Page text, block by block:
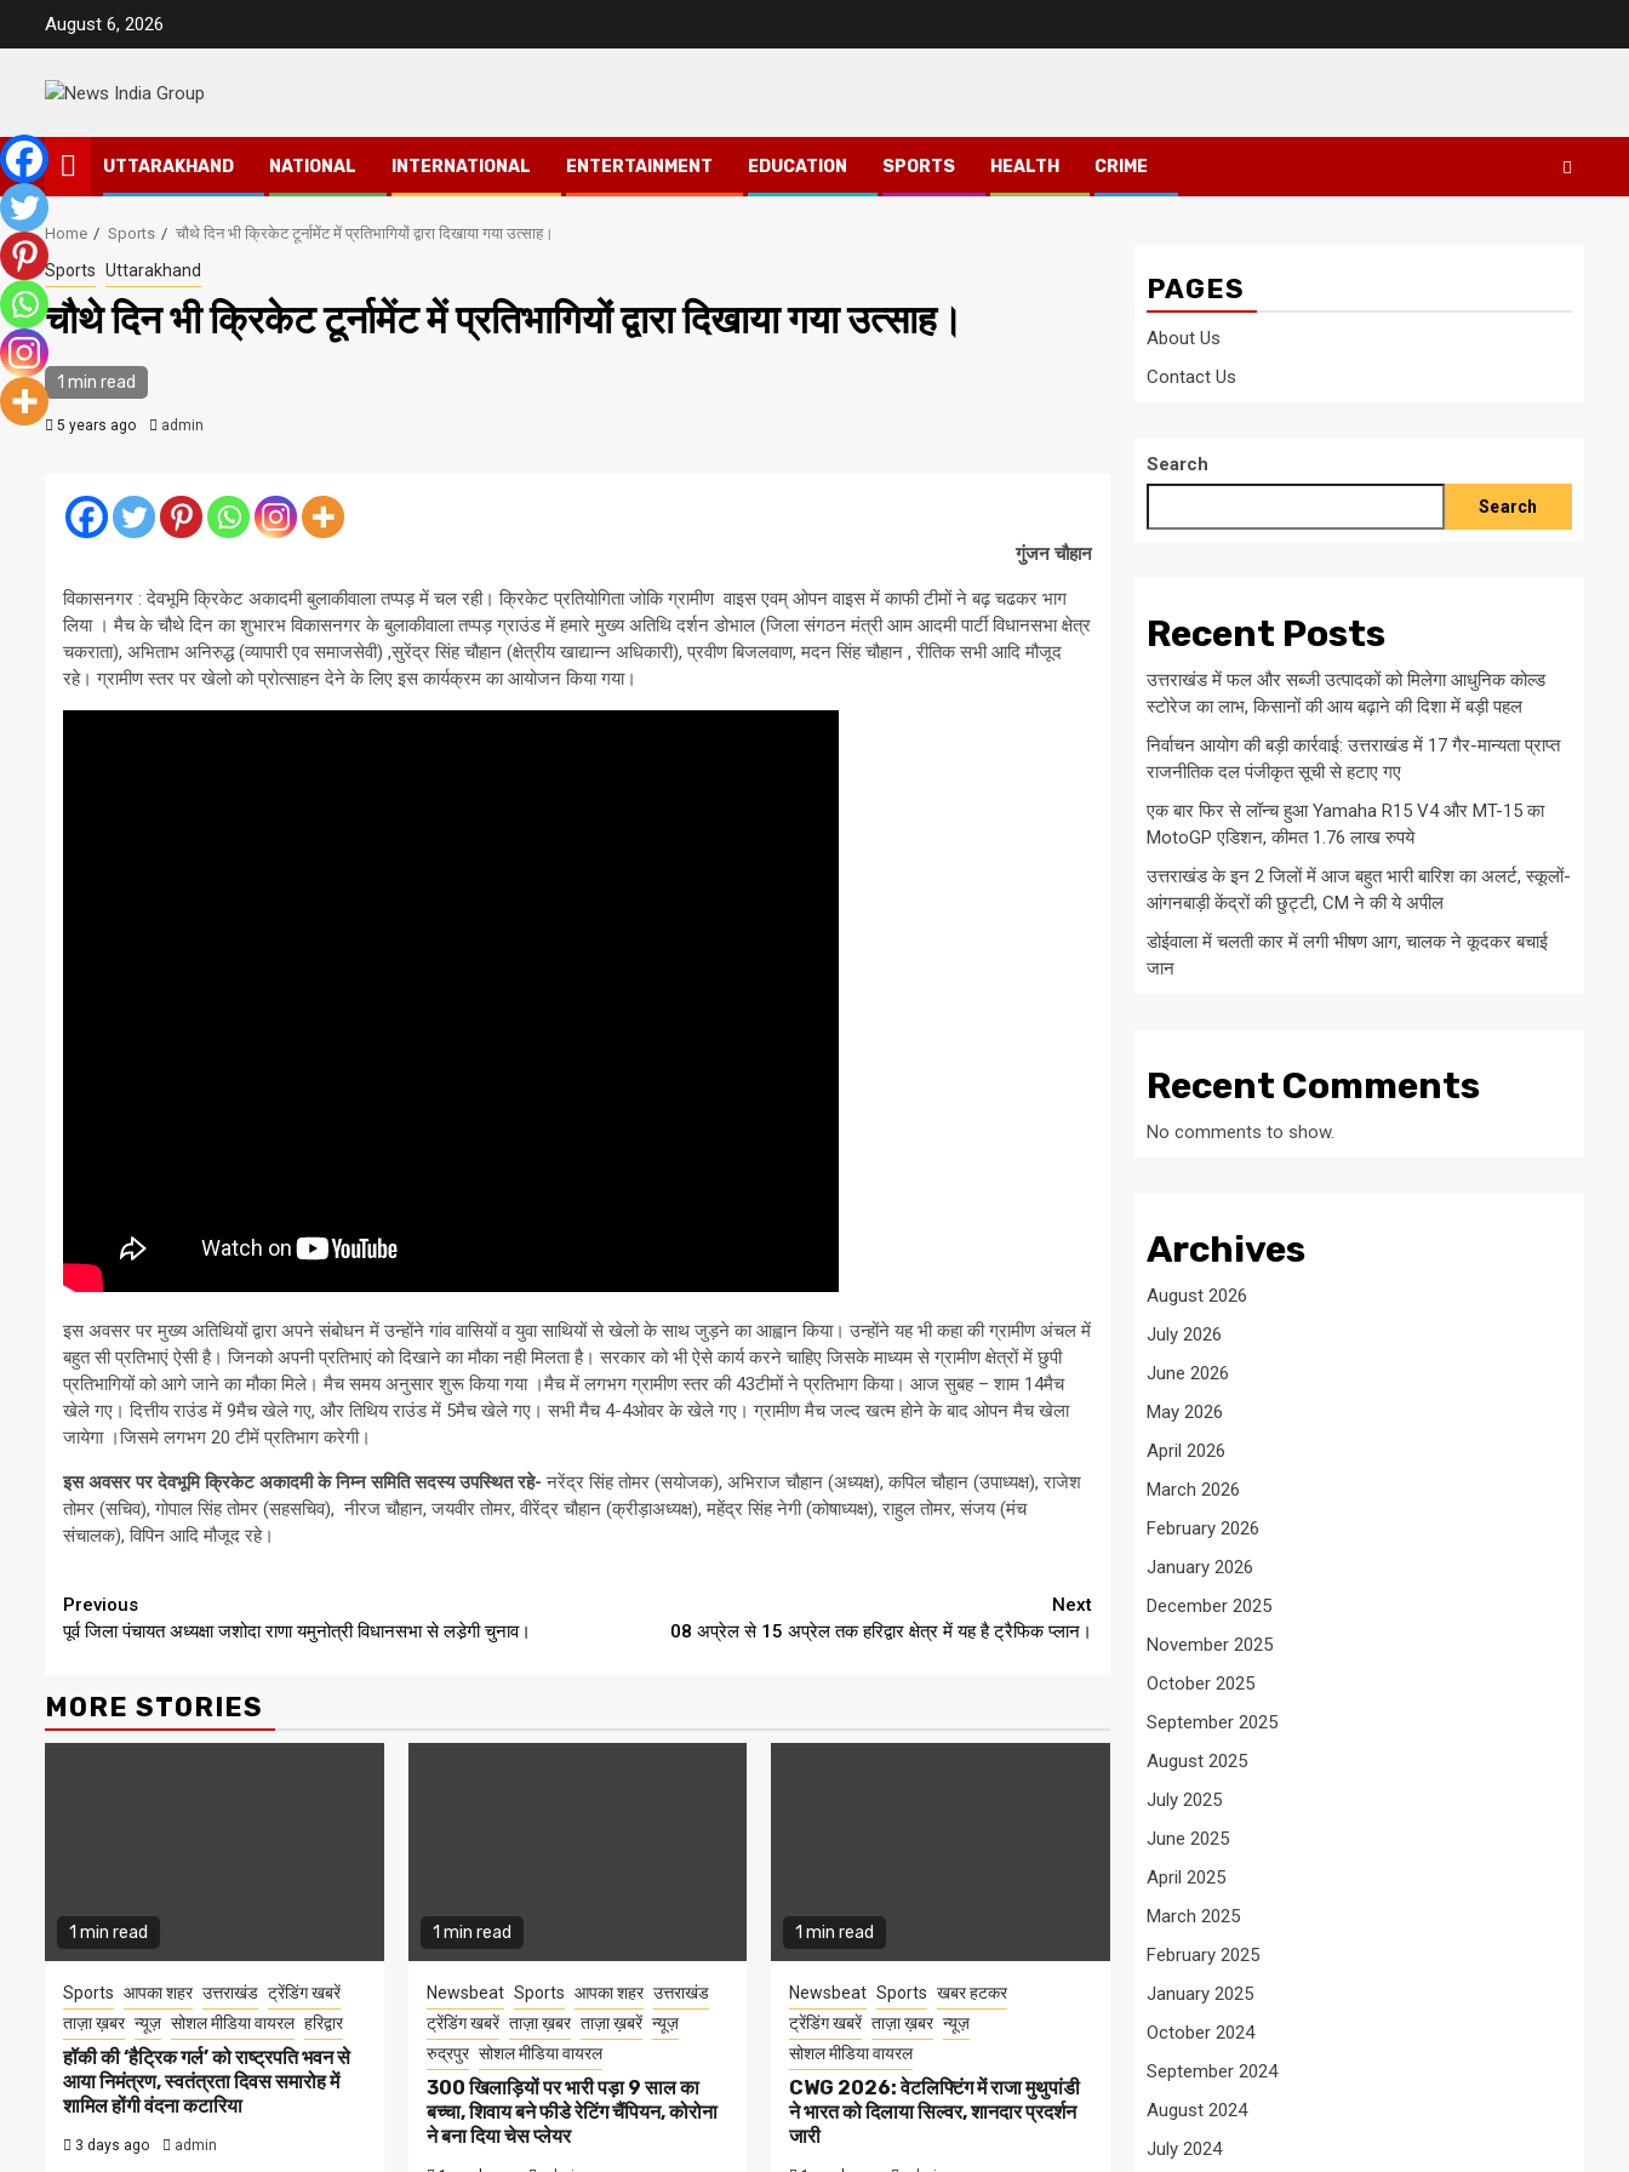
August 6, 2026
UTTARAKHAND NATIONAL INTERNATIONAL ENTERTAINMENT EDUCATION SPORTS HEALTH CRIME
Home Sports चौथे दिन भी क्रिकेट टूर्नामेंट में प्रतिभागियों द्वारा दिखाया गया उत्साह।
Sports Uttarakhand
चौथे दिन भी क्रिकेट टूर्नामेंट में प्रतिभागियों द्वारा दिखाया गया उत्साह।
1 min read
5 years ago admin
गुंजन चौहान
विकासनगर : देवभूमि क्रिकेट अकादमी बुलाकीवाला तप्पड़ में चल रही। क्रिकेट प्रतियोगिता जोकि ग्रामीण वाइस एवम् ओपन वाइस में काफी टीमों ने बढ़ चढकर भाग
लिया । मैच के चौथे दिन का शुभारभ विकासनगर के बुलाकीवाला तप्पड़ ग्राउंड में हमारे मुख्य अतिथि दर्शन डोभाल (जिला संगठन मंत्री आम आदमी पार्टी विधानसभा क्षेत्र
चकराता), अभिताभ अनिरुद्ध (व्यापारी एव समाजसेवी) ,सुरेंद्र सिंह चौहान (क्षेत्रीय खाद्यान्न अधिकारी), प्रवीण बिजलवाण, मदन सिंह चौहान , रीतिक सभी आदि मौजूद
रहे। ग्रामीण स्तर पर खेलो को प्रोत्साहन देने के लिए इस कार्यक्रम का आयोजन किया गया।
इस अवसर पर मुख्य अतिथियों द्वारा अपने संबोधन में उन्होंने गांव वासियों व युवा साथियों से खेलो के साथ जुड़ने का आह्वान किया। उन्होंने यह भी कहा की ग्रामीण अंचल में
बहुत सी प्रतिभाएं ऐसी है। जिनको अपनी प्रतिभाएं को दिखाने का मौका नही मिलता है। सरकार को भी ऐसे कार्य करने चाहिए जिसके माध्यम से ग्रामीण क्षेत्रों में छुपी
प्रतिभागियों को आगे जाने का मौका मिले। मैच समय अनुसार शुरू किया गया ।मैच में लगभग ग्रामीण स्तर की 43टीमों ने प्रतिभाग किया। आज सुबह – शाम 14मैच
खेले गए। दित्तीय राउंड में 9मैच खेले गए, और तिथिय राउंड में 5मैच खेले गए। सभी मैच 4-4ओवर के खेले गए। ग्रामीण मैच जल्द खत्म होने के बाद ओपन मैच खेला
जायेगा ।जिसमे लगभग 20 टीमें प्रतिभाग करेगी।
इस अवसर पर देवभूमि क्रिकेट अकादमी के निम्न समिति सदस्य उपस्थित रहे- नरेंद्र सिंह तोमर (सयोजक), अभिराज चौहान (अध्यक्ष), कपिल चौहान (उपाध्यक्ष), राजेश
तोमर (सचिव), गोपाल सिंह तोमर (सहसचिव), नीरज चौहान, जयवीर तोमर, वीरेंद्र चौहान (क्रीड़ाअध्यक्ष), महेंद्र सिंह नेगी (कोषाध्यक्ष), राहुल तोमर, संजय (मंच
संचालक), विपिन आदि मौजूद रहे।
Continue
Reading
Previous
पूर्व जिला पंचायत अध्यक्षा जशोदा राणा यमुनोत्री विधानसभा से लडे़गी चुनाव।
Next
08 अप्रेल से 15 अप्रेल तक हरिद्वार क्षेत्र में यह है ट्रैफिक प्लान।
MORE STORIES
1 min read
Sports आपका शहर उत्तराखंड ट्रेंडिंग खबरें
ताज़ा ख़बर न्यूज़ सोशल मीडिया वायरल हरिद्वार
हॉकी की ‘हैट्रिक गर्ल’ को राष्ट्रपति भवन से
आया निमंत्रण, स्वतंत्रता दिवस समारोह में
शामिल होंगी वंदना कटारिया
3 days ago admin
1 min read
Newsbeat Sports आपका शहर उत्तराखंड
ट्रेंडिंग खबरें ताज़ा ख़बर ताज़ा ख़बरें न्यूज़
रुद्रपुर सोशल मीडिया वायरल
300 खिलाड़ियों पर भारी पड़ा 9 साल का
बच्चा, शिवाय बने फीडे रेटिंग चैंपियन, कोरोना
ने बना दिया चेस प्लेयर
1 min read
Newsbeat Sports खबर हटकर
ट्रेंडिंग खबरें ताज़ा ख़बर न्यूज़
सोशल मीडिया वायरल
CWG 2026: वेटलिफ्टिंग में राजा मुथुपांडी
ने भारत को दिलाया सिल्वर, शानदार प्रदर्शन
जारी
PAGES
About Us
Contact Us
Search
Search
Recent Posts
उत्तराखंड में फल और सब्जी उत्पादकों को मिलेगा आधुनिक कोल्ड
स्टोरेज का लाभ, किसानों की आय बढ़ाने की दिशा में बड़ी पहल
निर्वाचन आयोग की बड़ी कार्रवाई: उत्तराखंड में 17 गैर-मान्यता प्राप्त
राजनीतिक दल पंजीकृत सूची से हटाए गए
एक बार फिर से लॉन्च हुआ Yamaha R15 V4 और MT-15 का
MotoGP एडिशन, कीमत 1.76 लाख रुपये
उत्तराखंड के इन 2 जिलों में आज बहुत भारी बारिश का अलर्ट, स्कूलों-
आंगनबाड़ी केंद्रों की छुट्टी, CM ने की ये अपील
डोईवाला में चलती कार में लगी भीषण आग, चालक ने कूदकर बचाई
जान
Recent Comments
No comments to show.
Archives
August 2026
July 2026
June 2026
May 2026
April 2026
March 2026
February 2026
January 2026
December 2025
November 2025
October 2025
September 2025
August 2025
July 2025
June 2025
April 2025
March 2025
February 2025
January 2025
October 2024
September 2024
August 2024
July 2024